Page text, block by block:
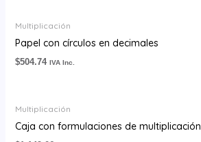
Multiplicación
Papel con círculos en decimales
$504.74 IVA Inc.
Multiplicación
Caja con formulaciones de multiplicación